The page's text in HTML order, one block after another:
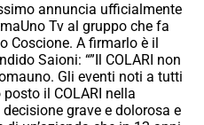
annuncia ufficialmente
Tv al gruppo che fa
Coscione. A firmarlo è il
Saioni: “”Il COLARI non
Gli eventi noti a tutti
il COLARI nella
grave e dolorosa e